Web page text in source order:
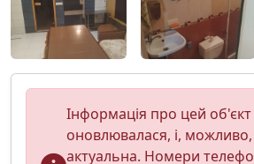
Інформація про цей
оновлювалася, і,
актуальна. Номери